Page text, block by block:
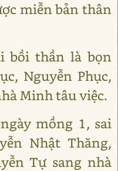
miễn bản thân
bồi thần là bọn
Nguyễn Phục,
Minh tâu việc.
mồng 1, sai
Nhật Thăng,
Tự sang nhà